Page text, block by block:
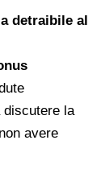
detraibile al
discutere la
avere